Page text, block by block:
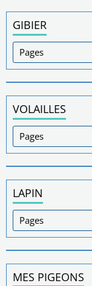
GIBIER
VOLAILLES
LAPIN
MES PIGEONS